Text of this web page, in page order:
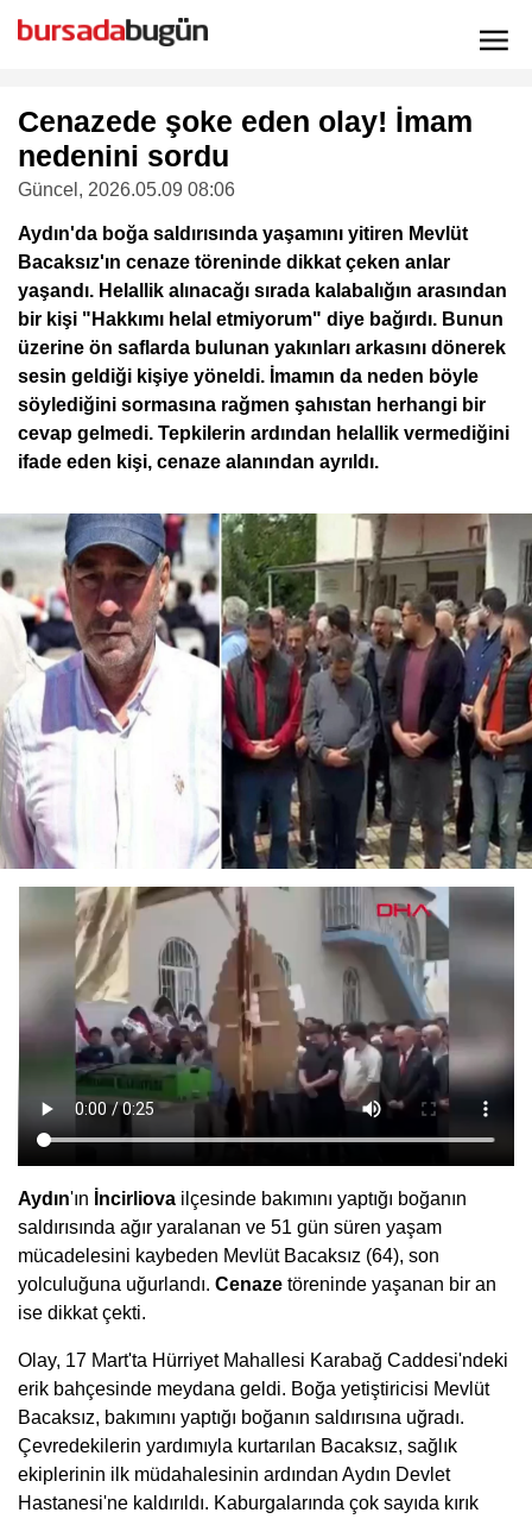
Cenazede şoke eden olay! İmam
nedenini sordu
Güncel , 2026.05.09 08:06
Aydın'da boğa saldırısında yaşamını yitiren Mevlüt
Bacaksız'ın cenaze töreninde dikkat çeken anlar
yaşandı. Helallik alınacağı sırada kalabalığın arasından
bir kişi "Hakkımı helal etmiyorum" diye bağırdı. Bunun
üzerine ön saflarda bulunan yakınları arkasını dönerek
sesin geldiği kişiye yöneldi. İmamın da neden böyle
söylediğini sormasına rağmen şahıstan herhangi bir
cevap gelmedi. Tepkilerin ardından helallik vermediğini
ifade eden kişi, cenaze alanından ayrıldı.
Aydın'ın İncirliova ilçesinde bakımını yaptığı boğanın
saldırısında ağır yaralanan ve 51 gün süren yaşam
mücadelesini kaybeden Mevlüt Bacaksız (64), son
yolculuğuna uğurlandı. Cenaze töreninde yaşanan bir an
ise dikkat çekti.
Olay, 17 Mart'ta Hürriyet Mahallesi Karabağ Caddesi'ndeki
erik bahçesinde meydana geldi. Boğa yetiştiricisi Mevlüt
Bacaksız, bakımını yaptığı boğanın saldırısına uğradı.
Çevredekilerin yardımıyla kurtarılan Bacaksız, sağlık
ekiplerinin ilk müdahalesinin ardından Aydın Devlet
Hastanesi'ne kaldırıldı. Kaburgalarında çok sayıda kırık